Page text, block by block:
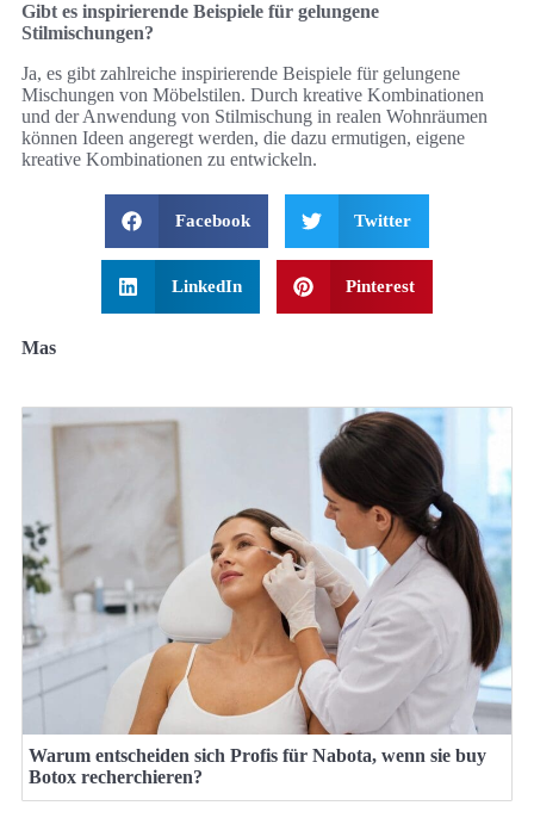
Gibt es inspirierende Beispiele für gelungene
Stilmischungen?
Ja, es gibt zahlreiche inspirierende Beispiele für gelungene
Mischungen von Möbelstilen. Durch kreative Kombinationen
und der Anwendung von Stilmischung in realen Wohnräumen
können Ideen angeregt werden, die dazu ermutigen, eigene
kreative Kombinationen zu entwickeln.
Facebook Twitter
LinkedIn Pinterest
Mas
Warum entscheiden sich Profis für Nabota, wenn sie buy
Botox recherchieren?